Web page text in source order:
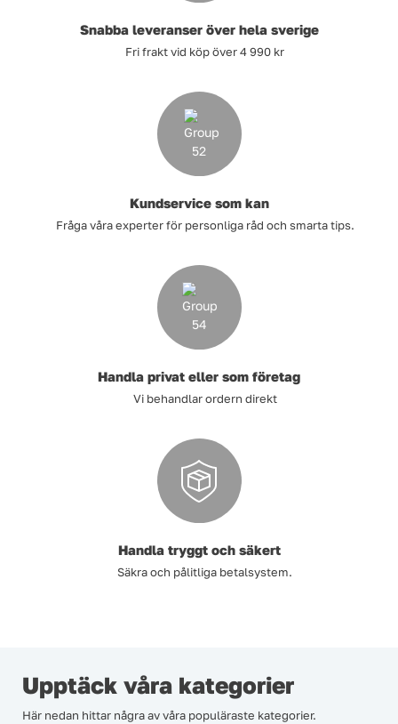
Snabba leveranser över hela sverige
Fri frakt vid köp över 4 990 kr
Kundservice som kan
Fråga våra experter för personliga råd och smarta tips.
Handla privat eller som företag
Vi behandlar ordern direkt
Handla tryggt och säkert
Säkra och pålitliga betalsystem.
Upptäck våra kategorier
Här nedan hittar några av våra populäraste kategorier.